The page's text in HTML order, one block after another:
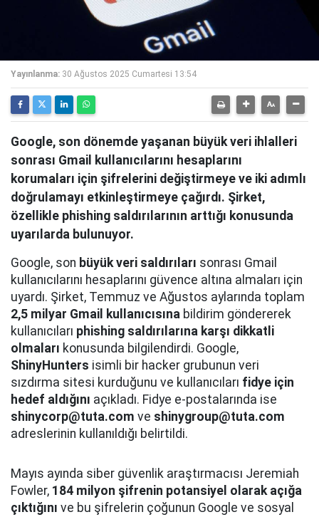
Yayınlanma: 30 Ağustos 2025 Cumartesi 13:54
Google, son dönemde yaşanan büyük veri ihlalleri
sonrası Gmail kullanıcılarını hesaplarını
korumaları için şifrelerini değiştirmeye ve iki adımlı
doğrulamayı etkinleştirmeye çağırdı. Şirket,
özellikle phishing saldırılarının arttığı konusunda
uyarılarda bulunuyor.
Google, son büyük veri saldırıları sonrası Gmail
kullanıcılarını hesaplarını güvence altına almaları için
uyardı. Şirket, Temmuz ve Ağustos aylarında toplam
2,5 milyar Gmail kullanıcısına bildirim göndererek
kullanıcıları phishing saldırılarına karşı dikkatli
olmaları konusunda bilgilendirdi. Google,
ShinyHunters isimli bir hacker grubunun veri
sızdırma sitesi kurduğunu ve kullanıcıları fidye için
hedef aldığını açıkladı. Fidye e-postalarında ise
shinycorp@tuta.com ve shinygroup@tuta.com
adreslerinin kullanıldığı belirtildi.
Mayıs ayında siber güvenlik araştırmacısı Jeremiah
Fowler, 184 milyon şifrenin potansiyel olarak açığa
çıktığını ve bu şifrelerin çoğunun Google ve sosyal